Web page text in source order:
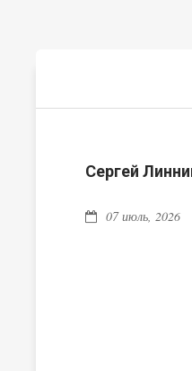
Сергей
07 июль, 2026